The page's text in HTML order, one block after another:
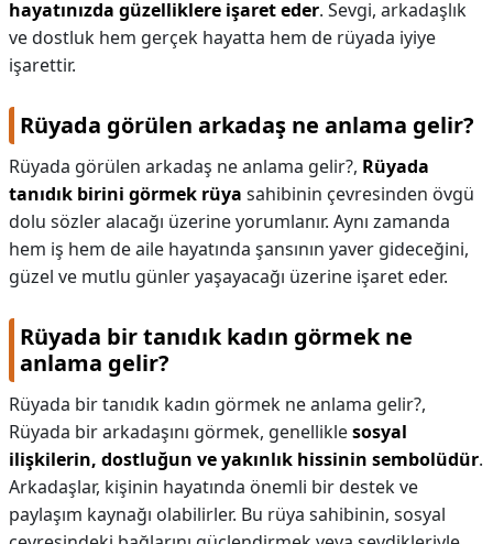
hayatınızda güzelliklere işaret eder. Sevgi, arkadaşlık
ve dostluk hem gerçek hayatta hem de rüyada iyiye
işarettir.
Rüyada görülen arkadaş ne anlama gelir?
Rüyada görülen arkadaş ne anlama gelir?, Rüyada
tanıdık birini görmek rüya sahibinin çevresinden övgü
dolu sözler alacağı üzerine yorumlanır. Aynı zamanda
hem iş hem de aile hayatında şansının yaver gideceğini,
güzel ve mutlu günler yaşayacağı üzerine işaret eder.
Rüyada bir tanıdık kadın görmek ne
anlama gelir?
Rüyada bir tanıdık kadın görmek ne anlama gelir?,
Rüyada bir arkadaşını görmek, genelliklesosyal
ilişkilerin, dostluğun ve yakınlık hissinin sembolüdür.
Arkadaşlar, kişinin hayatında önemli bir destek ve
paylaşım kaynağı olabilirler. Bu rüya sahibinin, sosyal